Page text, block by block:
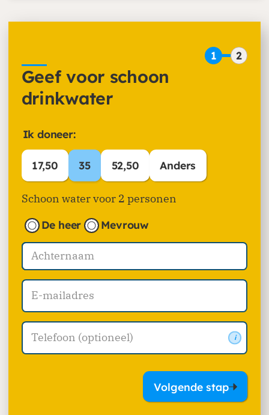
Geef voor schoon
drinkwater
1 2
Ik doneer:
17,50 35 52,50 Anders
Schoon water voor 2 personen
De heer Mevrouw
i
Volgende stap